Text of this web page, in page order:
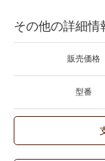
その他の詳細情
販売価格
型番